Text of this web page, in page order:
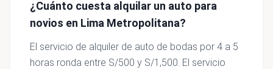
¿Cuánto cuesta alquilar un auto para
novios en Lima Metropolitana?
El servicio de alquiler de auto de bodas por 4 a 5
horas ronda entre S/500 y S/1,500. El servicio